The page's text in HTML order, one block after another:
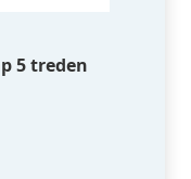
5 treden